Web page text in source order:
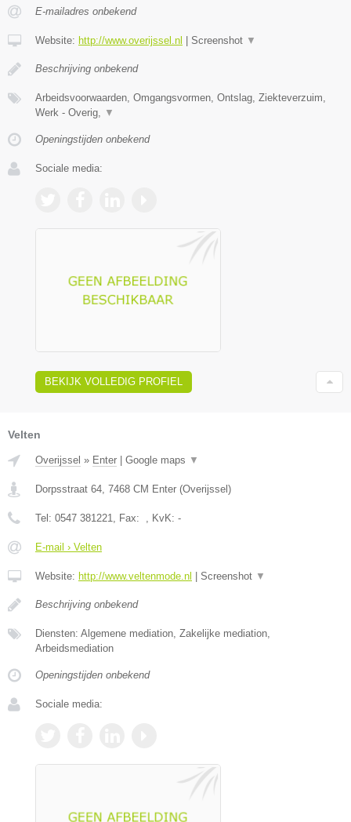
E-mailadres onbekend
Website: http://www.overijssel.nl | Screenshot ▼
Beschrijving onbekend
Arbeidsvoorwaarden, Omgangsvormen, Ontslag, Ziekteverzuim,
Werk - Overig,
▼
Openingstijden onbekend
Sociale media:
BEKIJK VOLLEDIG PROFIEL
Velten
Overijssel » Enter Google maps ▼
Dorpsstraat 64, 7468 CM Enter (Overijssel )
Tel: 0547 381221, Fax: , KvK: -
E-mail › Velten
Website: http://www.veltenmode.nl Screenshot ▼
Beschrijving onbekend
Diensten: Algemene mediation, Zakelijke mediation,
Arbeidsmediation
Openingstijden onbekend
Sociale media: